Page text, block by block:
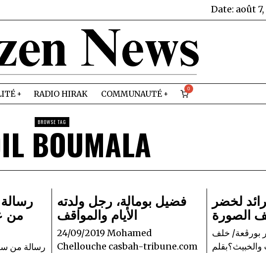
Date: août
RADIO HIRAK COMMUNAUTÉ
0
BROWSE TAG
BOUMALA
من
رسالة من
فضيل بومالة، رجل ولدته
الأيام والمواقف
24/09/2019 Mohamed
Chellouche casbah-tribune.com
لخضر
الصورة
بورڨعة/ خلف